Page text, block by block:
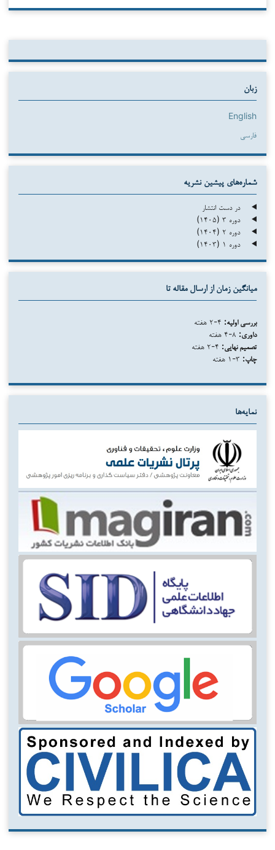
زبان
English
فارسی
شماره‌های پیشین نشریه
در دست انتشار
دوره ۳ (۱۴۰۵)
دوره ۲ (۱۴۰۴)
دوره ۱ (۱۴۰۳)
میانگین زمان از ارسال مقاله تا
بررسی اولیه:
داوری:
تصمیم نهایی:
چاپ:
نمایه‌ها